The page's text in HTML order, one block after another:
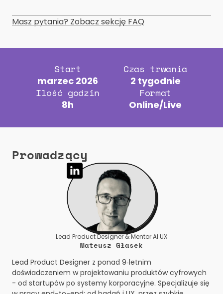
Masz pytania? Zobacz sekcję FAQ
Start
marzec 2026
Czas trwania
2 tygodnie
Ilość godzin
8h
Format
Online/Live
Prowadzący
Lead Product Designer & Mentor AI UX
Mateusz Głasek
Lead Product Designer z ponad 9‑letnim
doświadczeniem w projektowaniu produktów cyfrowych
- od startupów po systemy korporacyjne. Specjalizuje się